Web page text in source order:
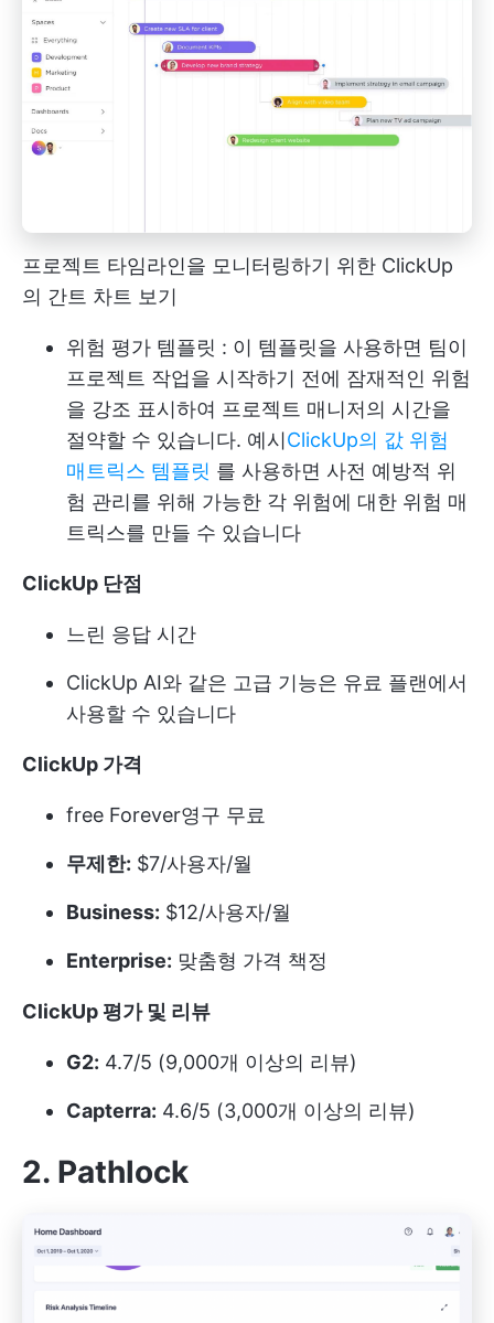
프로젝트 타임라인을 모니터링하기 위한 ClickUp
의 간트 차트 보기
위험 평가 템플릿 : 이 템플릿을 사용하면 팀이
프로젝트 작업을 시작하기 전에 잠재적인 위험
을 강조 표시하여 프로젝트 매니저의 시간을
절약할 수 있습니다. 예시ClickUp의 값 위험
매트릭스 템플릿 를 사용하면 사전 예방적 위
험 관리를 위해 가능한 각 위험에 대한 위험 매
트릭스를 만들 수 있습니다
ClickUp 단점
느린 응답 시간
ClickUp AI와 같은 고급 기능은 유료 플랜에서
사용할 수 있습니다
ClickUp 가격
free Forever영구 무료
무제한: $7/사용자/월
Business: $12/사용자/월
Enterprise: 맞춤형 가격 책정
ClickUp 평가 및 리뷰
G2: 4.7/5 (9,000개 이상의 리뷰)
Capterra: 4.6/5 (3,000개 이상의 리뷰)
2. Pathlock